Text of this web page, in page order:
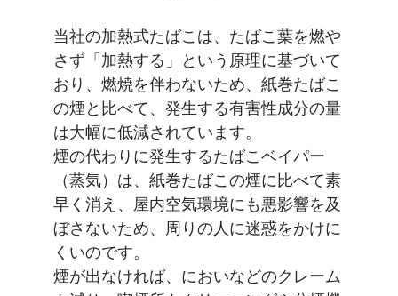
当社の加熱式たばこは、たばこ葉を燃や
さず「加熱する」という原理に基づいて
おり、燃焼を伴わないため、紙巻たばこ
の煙と比べて、発生する有害性成分の量
は大幅に低減されています。
煙の代わりに発生するたばこベイパー
（蒸気）は、紙巻たばこの煙に比べて素
早く消え、屋内空気環境にも悪影響を及
ぼさないため、周りの人に迷惑をかけに
くいのです。
煙が出なければ、においなどのクレーム